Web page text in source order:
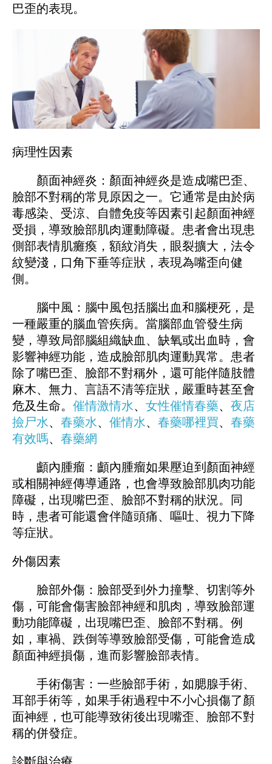
巴歪的表現。
病理性因素
顏面神經炎：顏面神經炎是造成嘴巴歪、
臉部不對稱的常見原因之一。它通常是由於病
毒感染、受涼、自體免疫等因素引起顏面神經
受損，導致臉部肌肉運動障礙。患者會出現患
側部表情肌癱瘓，額紋消失，眼裂擴大，法令
紋變淺，口角下垂等症狀，表現為嘴歪向健
側。
腦中風：腦中風包括腦出血和腦梗死，是
一種嚴重的腦血管疾病。當腦部血管發生病
變，導致局部腦組織缺血、缺氧或出血時，會
影響神經功能，造成臉部肌肉運動異常。患者
除了嘴巴歪、臉部不對稱外，還可能伴隨肢體
麻木、無力、言語不清等症狀，嚴重時甚至會
危及生命。 催情激情水、 女性催情春藥、 夜店
撿尸水、 春藥水、 催情水、 春藥哪裡買、 春藥
有效嗎、 春藥網
顱內腫瘤：顱內腫瘤如果壓迫到顏面神經
或相關神經傳導通路，也會導致臉部肌肉功能
障礙，出現嘴巴歪、臉部不對稱的狀況。同
時，患者可能還會伴隨頭痛、嘔吐、視力下降
等症狀。
外傷因素
臉部外傷：臉部受到外力撞擊、切割等外
傷，可能會傷害臉部神經和肌肉，導致臉部運
動功能障礙，出現嘴巴歪、臉部不對稱。例
如，車禍、跌倒等導致臉部受傷，可能會造成
顏面神經損傷，進而影響臉部表情。
手術傷害：一些臉部手術，如腮腺手術、
耳部手術等，如果手術過程中不小心損傷了顏
面神經，也可能導致術後出現嘴歪、臉部不對
稱的併發症。
診斷與治療